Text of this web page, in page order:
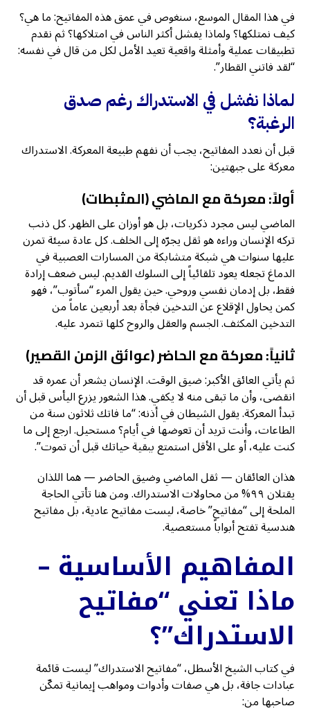
في هذا المقال الموسع، سنغوص في عمق هذه المفاتيح: ما هي؟
كيف نمتلكها؟ ولماذا يفشل أكثر الناس في امتلاكها؟ ثم نقدم
تطبيقات عملية وأمثلة واقعية تعيد الأمل لكل من قال في نفسه:
“لقد فاتني القطار”.
لماذا نفشل في الاستدراك رغم صدق
الرغبة؟
قبل أن نعدد المفاتيح، يجب أن نفهم طبيعة المعركة. الاستدراك
معركة على جبهتين:
أولاً: معركة مع الماضي (المثبطات)
الماضي ليس مجرد ذكريات، بل هو أوزان على الظهر. كل ذنب
تركه الإنسان وراءه هو ثقل يجرّه إلى الخلف. كل عادة سيئة تمرن
عليها سنوات هي شبكة متشابكة من المسارات العصبية في
الدماغ تجعله يعود تلقائياً إلى السلوك القديم. ليس ضعف إرادة
فقط، بل إدمان نفسي وروحي. حين يقول المرء “سأتوب”، فهو
كمن يحاول الإقلاع عن التدخين فجأة بعد أربعين عاماً من
التدخين المكثف. الجسم والعقل والروح كلها تتمرد عليه.
ثانياً: معركة مع الحاضر (عوائق الزمن القصير)
ثم يأتي العائق الأكبر: ضيق الوقت. الإنسان يشعر أن عمره قد
انقضى، وأن ما تبقى منه لا يكفي. هذا الشعور يزرع اليأس قبل أن
تبدأ المعركة. يقول الشيطان في أذنه: “ما فاتك ثلاثون سنة من
الطاعات، وأنت تريد أن تعوضها في أيام؟ مستحيل. ارجع إلى ما
كنت عليه، أو على الأقل استمتع ببقية حياتك قبل أن تموت”.
هذان العائقان — ثقل الماضي وضيق الحاضر — هما اللذان
يقتلان ٩٩% من محاولات الاستدراك. ومن هنا تأتي الحاجة
الملحة إلى “مفاتيح” خاصة، ليست مفاتيح عادية، بل مفاتيح
هندسية تفتح أبواباً مستعصية.
المفاهيم الأساسية –
ماذا تعني “مفاتيح
الاستدراك”؟
في كتاب الشيخ الأسطل، “مفاتيح الاستدراك” ليست قائمة
عبادات جافة، بل هي صفات وأدوات ومواهب إيمانية تمكّن
صاحبها من: